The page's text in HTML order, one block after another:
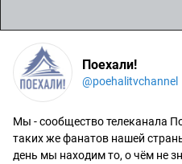
Поехали!
@poehalitvchannel
Мы - сообщество телеканала
таких же фанатов нашей
день мы находим то, о чём не